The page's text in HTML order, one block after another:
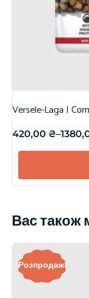
Versele-Laga |
420,00 ₴–
Вас також
Розпродаж!